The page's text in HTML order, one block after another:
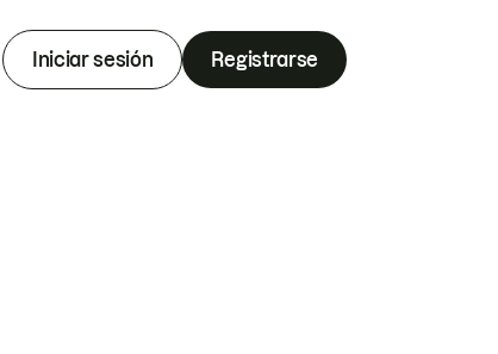
Iniciar sesión Registrarse